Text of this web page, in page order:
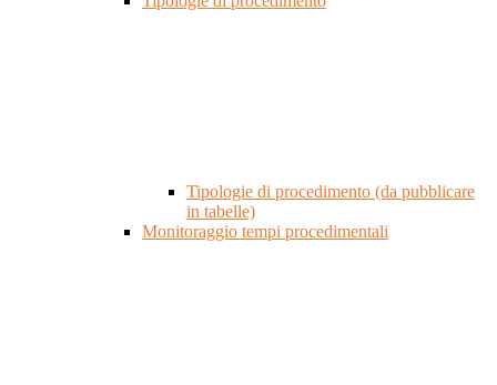
Tipologie di procedimento (da pubblicare
in tabelle)
Monitoraggio tempi procedimentali